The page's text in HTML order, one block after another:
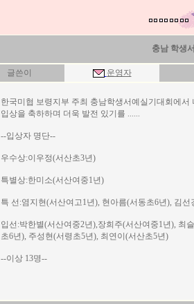
충남 학생
글쓴이 운영자
한국미협 보령지부 주최 충남학생서예실기대회에
입상을 축하하며 더욱 발전 있기를 ......
--입상자 명단--
우수상:이우정(서산초3년)
특별상:한미소(서산여중1년)
특 선:염지현(서산여고1년), 현아름(서동초6년), 김선
입선:박한별(서산여중2년),장희주(서산여중1년), 최
초6년), 주성현(서령초5년), 최연이(서산초5년)
--이상 13명--